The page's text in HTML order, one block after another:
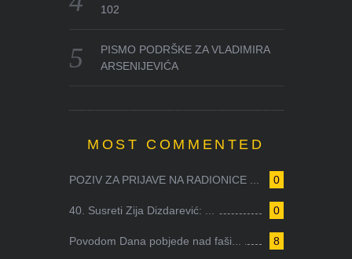
102
PISMO PODRŠKE ZA VLADIMIRA
ARSENIJEVIĆA
MOST COMMENTED
0
POZIV ZA PRIJAVE NA RADIONICE ...
0
40. Susreti Zija Dizdarević: ...
8
Povodom Dana pobjede nad faši...